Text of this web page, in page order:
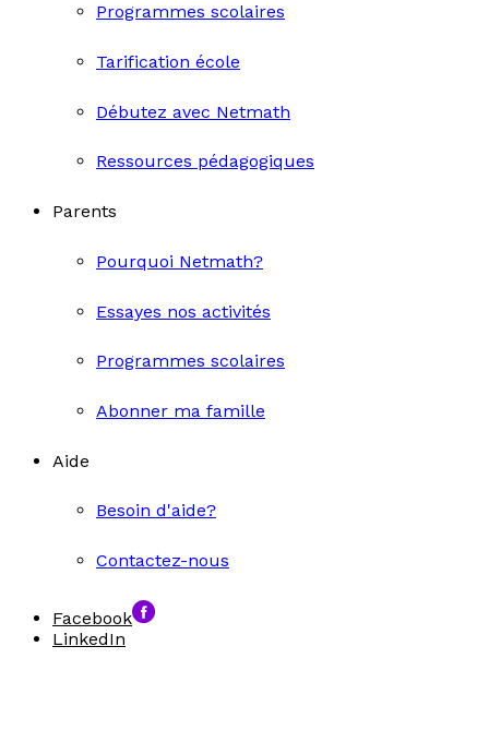
Programmes scolaires
Tarification école
Débutez avec Netmath
Ressources pédagogiques
Parents
Pourquoi Netmath?
Essayes nos activités
Programmes scolaires
Abonner ma famille
Aide
Besoin d'aide?
Contactez-nous
Facebook
LinkedIn